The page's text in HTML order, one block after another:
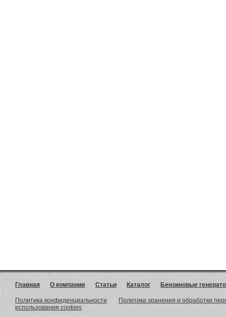
Главная О компании Статьи Каталог Бензиновые
Политика конфиденциальности
Политика хранения и обработки
использования cookies